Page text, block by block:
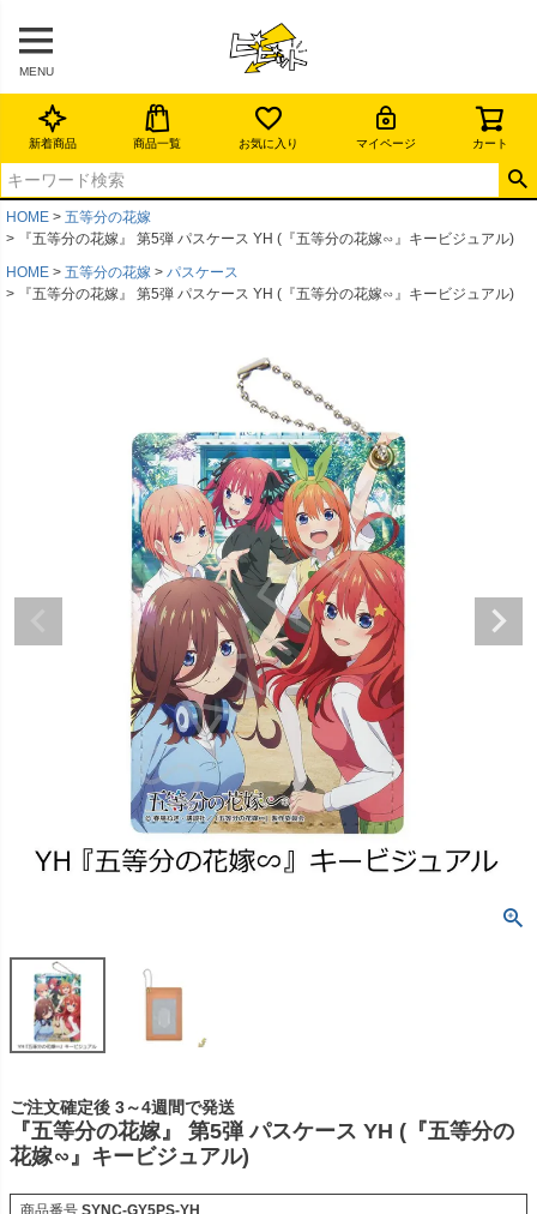
MENU
新着商品 商品一覧 お気に入り マイページ カート
HOME
五等分の花嫁
『五等分の花嫁』 第5弾 パスケース YH (『五等分の花嫁∽』キービジュアル)
HOME
五等分の花嫁
パスケース
『五等分の花嫁』 第5弾 パスケース YH (『五等分の花嫁∽』キービジュアル)
ご注文確定後 3～4週間で発送
『五等分の花嫁』 第5弾 パスケース YH (『五等分の
花嫁∽』キービジュアル)
商品番号 SYNC-GY5PS-YH